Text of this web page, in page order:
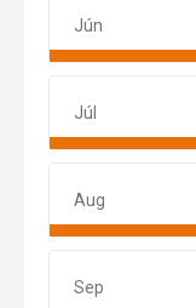
Jún
Jún
Júl
Júl
August
Aug
September
Sep